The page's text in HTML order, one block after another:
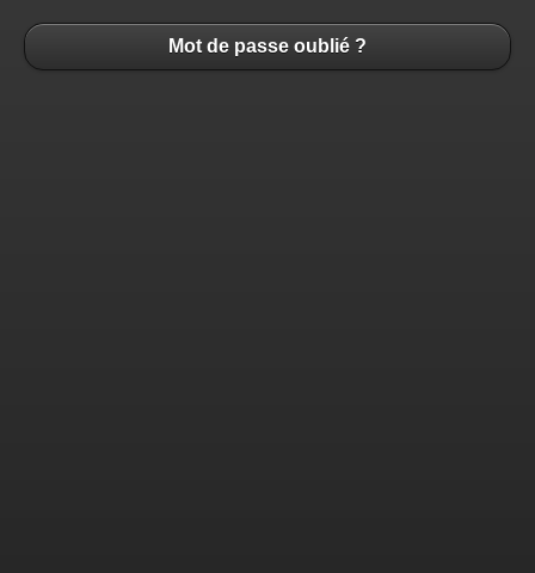
Mot de passe oublié ?